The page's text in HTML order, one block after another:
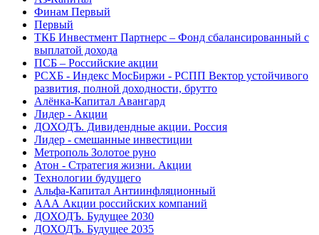
Финам Первый
Первый
ТКБ Инвестмент Партнерс – Фонд сбалансированный с
выплатой дохода
ПСБ – Российские акции
РСХБ - Индекс МосБиржи - РСПП Вектор устойчивого
развития, полной доходности, брутто
Алёнка-Капитал Авангард
Лидер - Акции
ДОХОДЪ. Дивидендные акции. Россия
Лидер - смешанные инвестиции
Метрополь Золотое руно
Атон - Стратегия жизни. Акции
Технологии будущего
Альфа-Капитал Антиинфляционный
ААА Акции российских компаний
ДОХОДЪ. Будущее 2030
ДОХОДЪ. Будущее 2035